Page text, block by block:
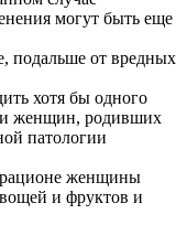
могут быть еще
подальше от вредных
хотя бы одного
женщин, родивших
патологии
рационе женщины
и фруктов и